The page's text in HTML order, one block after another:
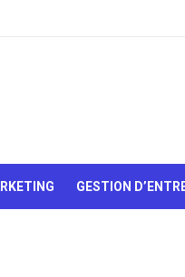
chocolats…
GESTION